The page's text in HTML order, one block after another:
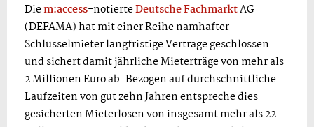
Diem:access-notierteDeutsche FachmarktAG
(DEFAMA) hat mit einer Reihe namhafter
Schlüsselmieter langfristige Verträge geschlossen
und sichert damit jährliche Mieterträge von mehr als
2 Millionen Euro ab. Bezogen auf durchschnittliche
Laufzeiten von gut zehn Jahren entspreche dies
gesicherten Mieterlösen von insgesamt mehr als 22